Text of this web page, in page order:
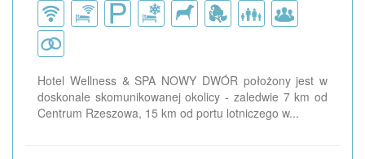
Hotel Wellness & SPA NOWY DWÓR położony jest w
doskonale skomunikowanej okolicy - zaledwie 7 km od
Centrum Rzeszowa, 15 km od portu lotniczego w...